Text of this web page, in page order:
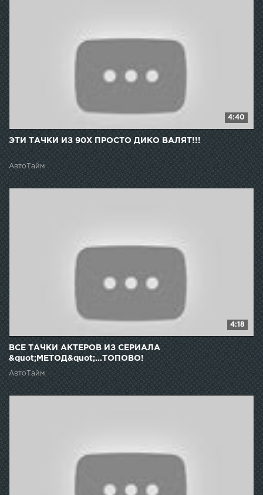
4:40
ЭТИ ТАЧКИ ИЗ 90Х ПРОСТО ДИКО ВАЛЯТ!!!
АвтоТайм
4:18
ВСЕ ТАЧКИ АКТЕРОВ ИЗ СЕРИАЛА
&quot;МЕТОД&quot;...ТОПОВО!
АвтоТайм